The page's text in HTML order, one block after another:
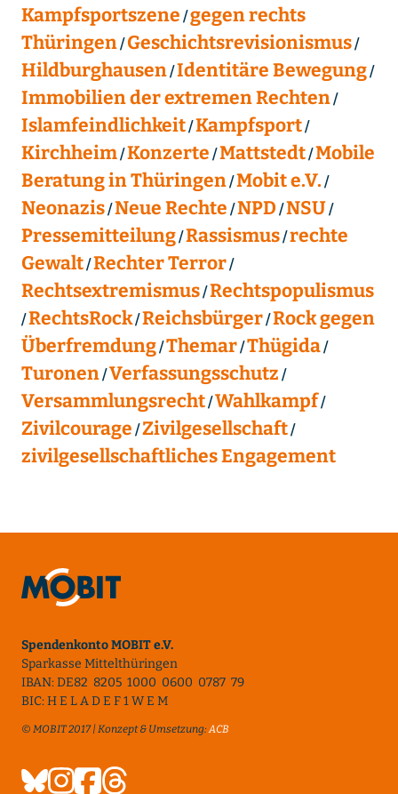
Kampfsportszene gegen rechts
Thüringen Geschichtsrevisionismus
Hildburghausen Identitäre Bewegung
Immobilien der extremen Rechten
Islamfeindlichkeit Kampfsport
Kirchheim Konzerte Mattstedt Mobile
Beratung in Thüringen Mobit e.V.
Neonazis Neue Rechte NPD NSU
Pressemitteilung Rassismus rechte
Gewalt Rechter Terror
Rechtsextremismus Rechtspopulismus
RechtsRock Reichsbürger Rock gegen
Überfremdung Themar Thügida
Turonen Verfassungsschutz
Versammlungsrecht Wahlkampf
Zivilcourage Zivilgesellschaft
zivilgesellschaftliches Engagement
Spendenkonto MOBIT e.V.
Sparkasse Mittelthüringen
IBAN: DE82 8205 1000 0600 0787 79
BIC: H E L A D E F 1 W E M
© MOBIT 2017 | Konzept & Umsetzung:ACB